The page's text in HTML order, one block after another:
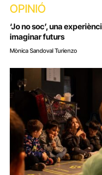
OPINIÓ
‘Jo no soc’, una
imaginar futurs
Mònica Sandoval Turienzo